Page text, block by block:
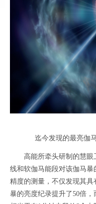
迄今发现的最亮伽马
高能所牵头研制的慧眼
线和软伽马能段对该伽马
精度的测量，不仅发现其
暴的亮度纪录提升了50倍，